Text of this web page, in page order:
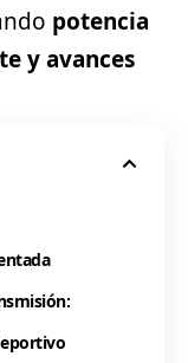
potencia
y avances